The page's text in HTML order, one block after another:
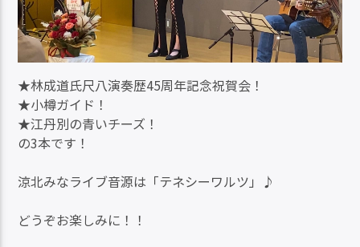
★林成道氏尺八演奏歴45周年記念祝賀会！
★小樽ガイド！
★江丹別の青いチーズ！
の3本です！
涼北みなライブ音源は「テネシーワルツ」♪
どうぞお楽しみに！！